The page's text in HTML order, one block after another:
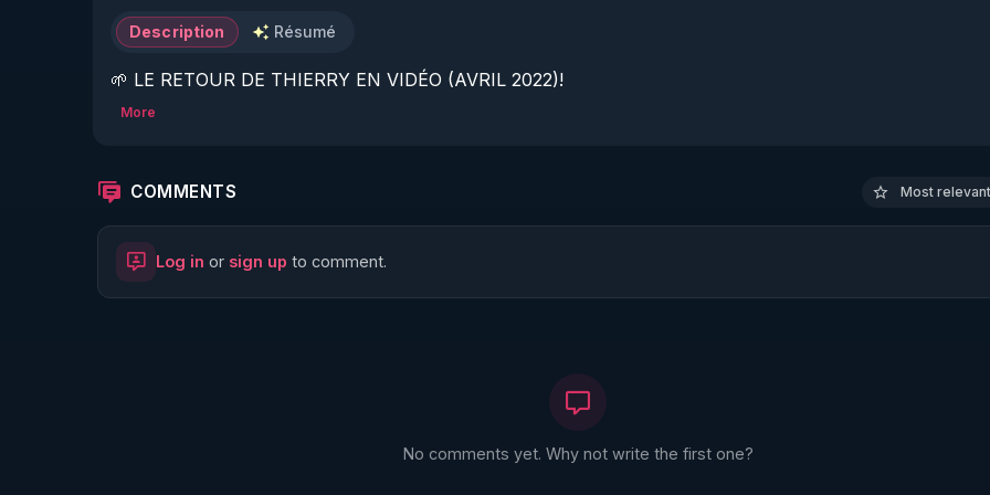
Description Résumé
🌱 LE RETOUR DE THIERRY EN VIDÉO (AVRIL 2022)!
🌱 LE MAGAZINE RÉGÉNÈRE
http://rgnr.li/ymag
More
COMMENTS Most
Log in or sign up to comment.
No comments yet. Why not write the first one?